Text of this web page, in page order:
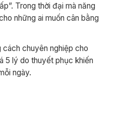
Trong thời đại mà năng
những ai muốn cân bằng
cách chuyên nghiệp cho
5 lý do thuyết phục khiến
ngày.